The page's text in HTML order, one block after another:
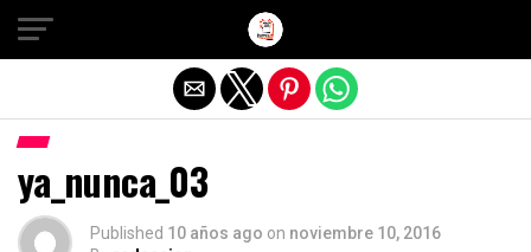
ya_nunca_03
Published 10 años ago on noviembre 10, 2016
Salir de la versión móvil